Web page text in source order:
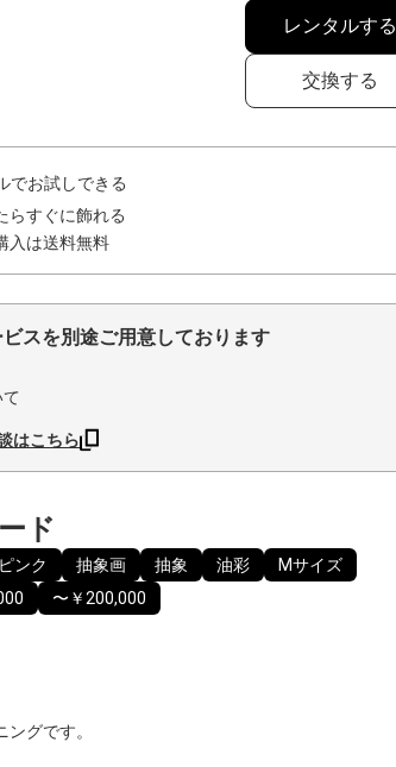
レンタルする
交換する
でお試しできる
らすぐに飾れる
入は送料無料
スを別途ご用意しております
はこちら
ド
ピンク 抽象画 抽象 油彩
Mサイズ
〜￥200,000
グです。